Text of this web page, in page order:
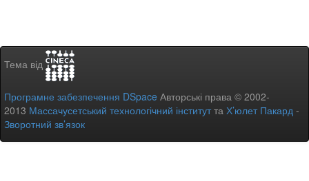
Тема від
Програмне забезпечення DSpace Авторські права © 2002-
2013 Массачусетський технологічний інститутта Х’юлет Пакард -
Зворотний зв’язок